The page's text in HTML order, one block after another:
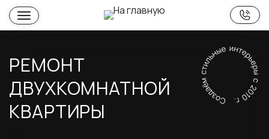
РЕМОНТ
ДВУХКОМНАТНОЙ
КВАРТИРЫ